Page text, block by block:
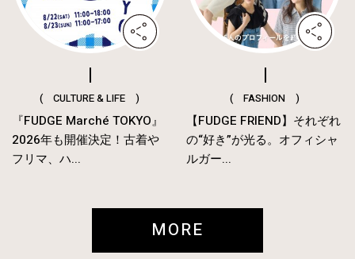
( CULTURE & LIFE )
『FUDGE Marché TOKYO』
2026年も開催決定！古着や
フリマ、ハ...
( FASHION )
【FUDGE FRIEND】それぞれ
の“好き”が光る。オフィシャ
ルガー...
MORE